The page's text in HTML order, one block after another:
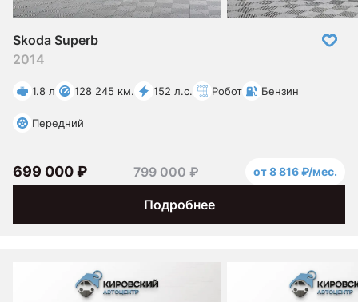
Skoda Superb
2014
1.8 л 128 245 км. 152 л.с. Робот Бензин
Передний
Подробнее
699 000 ₽ 799 000 ₽ от 8 816 ₽/мес.